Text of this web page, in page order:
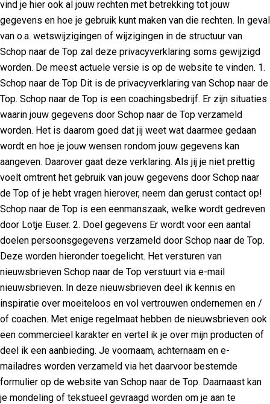
vind je hier ook al jouw rechten met betrekking tot jouw
gegevens en hoe je gebruik kunt maken van die rechten. In geval
van o.a. wetswijzigingen of wijzigingen in de structuur van
Schop naar de Top zal deze privacyverklaring soms gewijzigd
worden. De meest actuele versie is op de website te vinden. 1.
Schop naar de Top Dit is de privacyverklaring van Schop naar de
Top. Schop naar de Top is een coachingsbedrijf. Er zijn situaties
waarin jouw gegevens door Schop naar de Top verzameld
worden. Het is daarom goed dat jij weet wat daarmee gedaan
wordt en hoe je jouw wensen rondom jouw gegevens kan
aangeven. Daarover gaat deze verklaring. Als jij je niet prettig
voelt omtrent het gebruik van jouw gegevens door Schop naar
de Top of je hebt vragen hierover, neem dan gerust contact op!
Schop naar de Top is een eenmanszaak, welke wordt gedreven
door Lotje Euser. 2. Doel gegevens Er wordt voor een aantal
doelen persoonsgegevens verzameld door Schop naar de Top.
Deze worden hieronder toegelicht. Het versturen van
nieuwsbrieven Schop naar de Top verstuurt via e-mail
nieuwsbrieven. In deze nieuwsbrieven deel ik kennis en
inspiratie over moeiteloos en vol vertrouwen ondernemen en /
of coachen. Met enige regelmaat hebben de nieuwsbrieven ook
een commercieel karakter en vertel ik je over mijn producten of
deel ik een aanbieding. Je voornaam, achternaam en e-
mailadres worden verzameld via het daarvoor bestemde
formulier op de website van Schop naar de Top. Daarnaast kan
je mondeling of tekstueel gevraagd worden om je aan te